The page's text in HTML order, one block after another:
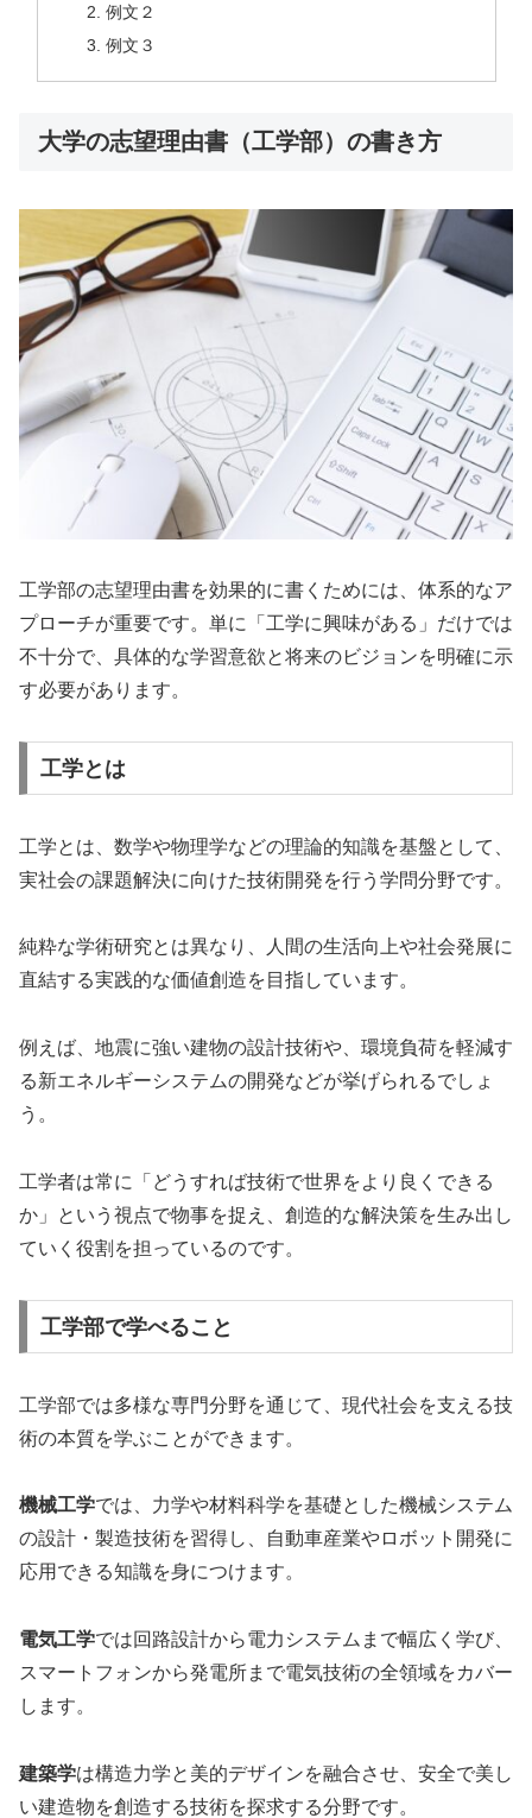
例文２
例文３
大学の志望理由書（工学部）の書き方
工学部の志望理由書を効果的に書くためには、体系的なア
プローチが重要です。単に「工学に興味がある」だけでは
不十分で、具体的な学習意欲と将来のビジョンを明確に示
す必要があります。
工学とは
工学とは、数学や物理学などの理論的知識を基盤として、
実社会の課題解決に向けた技術開発を行う学問分野です。
純粋な学術研究とは異なり、人間の生活向上や社会発展に
直結する実践的な価値創造を目指しています。
例えば、地震に強い建物の設計技術や、環境負荷を軽減す
る新エネルギーシステムの開発などが挙げられるでしょ
う。
工学者は常に「どうすれば技術で世界をより良くできる
か」という視点で物事を捉え、創造的な解決策を生み出し
ていく役割を担っているのです。
工学部で学べること
工学部では多様な専門分野を通じて、現代社会を支える技
術の本質を学ぶことができます。
機械工学では、力学や材料科学を基礎とした機械システム
の設計・製造技術を習得し、自動車産業やロボット開発に
応用できる知識を身につけます。
電気工学では回路設計から電力システムまで幅広く学び、
スマートフォンから発電所まで電気技術の全領域をカバー
します。
建築学は構造力学と美的デザインを融合させ、安全で美し
い建造物を創造する技術を探求する分野です。